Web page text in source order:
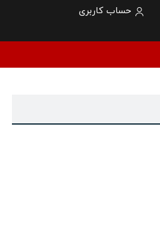
حساب کاربری